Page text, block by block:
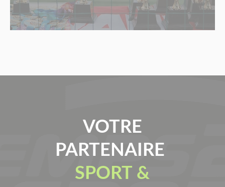
VOTRE
PARTENAIRE
SPORT &